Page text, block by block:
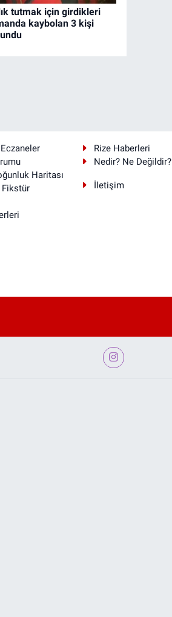
tutmak için girdikleri
kaybolan 3 kişi
Haritası
Fikstür
Rize Haberleri
Nedir? Ne Değildir?
İletişim